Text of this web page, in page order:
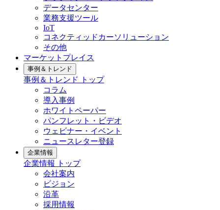
データセンター
業務支援ツール
IoT
コネクティッドカーソリューション
その他
マーケットプレイス
事例＆トレンド
事例＆トレンド トップ
コラム
導入事例
ホワイトペーパー
パンフレット・ビデオ
ウェビナー・イベント
ニュースレター登録
企業情報
企業情報 トップ
会社案内
ビジョン
沿革
採用情報